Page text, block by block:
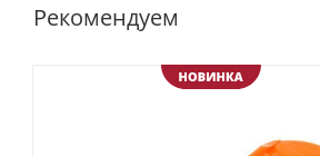
Рекомендуем